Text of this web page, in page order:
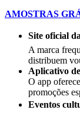
AMOSTRAS
Site oficial
A marca
distribuem
Aplicativo
O app
promoções
Eventos